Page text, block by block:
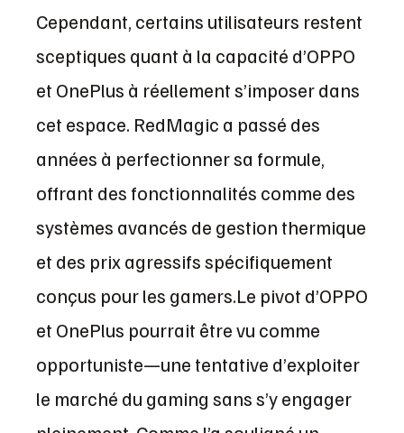
Cependant, certains utilisateurs restent
sceptiques quant à la capacité d’OPPO
et OnePlus à réellement s’imposer dans
cet espace. RedMagic a passé des
années à perfectionner sa formule,
offrant des fonctionnalités comme des
systèmes avancés de gestion thermique
et des prix agressifs spécifiquement
conçus pour les gamers.Le pivot d’OPPO
et OnePlus pourrait être vu comme
opportuniste—une tentative d’exploiter
le marché du gaming sans s’y engager